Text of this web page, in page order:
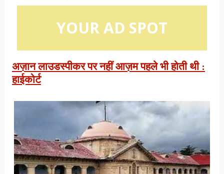
YOUR AD SPOT
अज़ान लाउडस्पीकर पर नहीं आज़म पहले भी होती थी :
हाईकोर्ट